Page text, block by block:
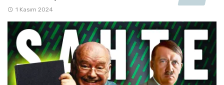
1 Kasım 2024